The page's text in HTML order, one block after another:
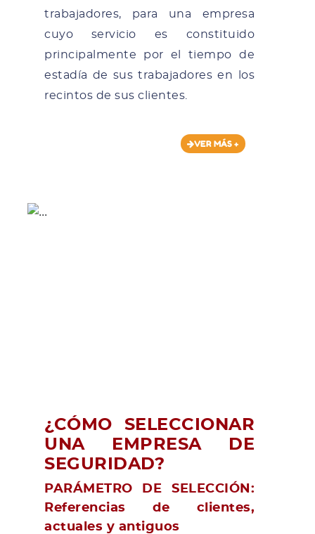
trabajadores, para una empresa
cuyo servicio es constituido
principalmente por el tiempo de
estadía de sus trabajadores en los
recintos de sus clientes.
VER MÁS +
¿CÓMO SELECCIONAR
UNA EMPRESA DE
SEGURIDAD?
PARÁMETRO DE SELECCIÓN:
Referencias de clientes,
actuales y antiguos